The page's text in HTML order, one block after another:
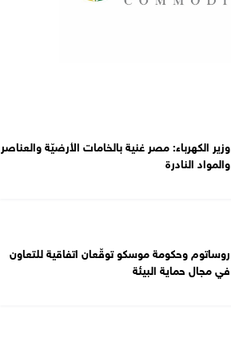
وزير الكهرباء: مصر غنية بالخامات الأرضيّة والعناصر
والمواد النادرة
روساتوم وحكومة موسكو توقّعان اتفاقية للتعاون
في مجال حماية البيئة